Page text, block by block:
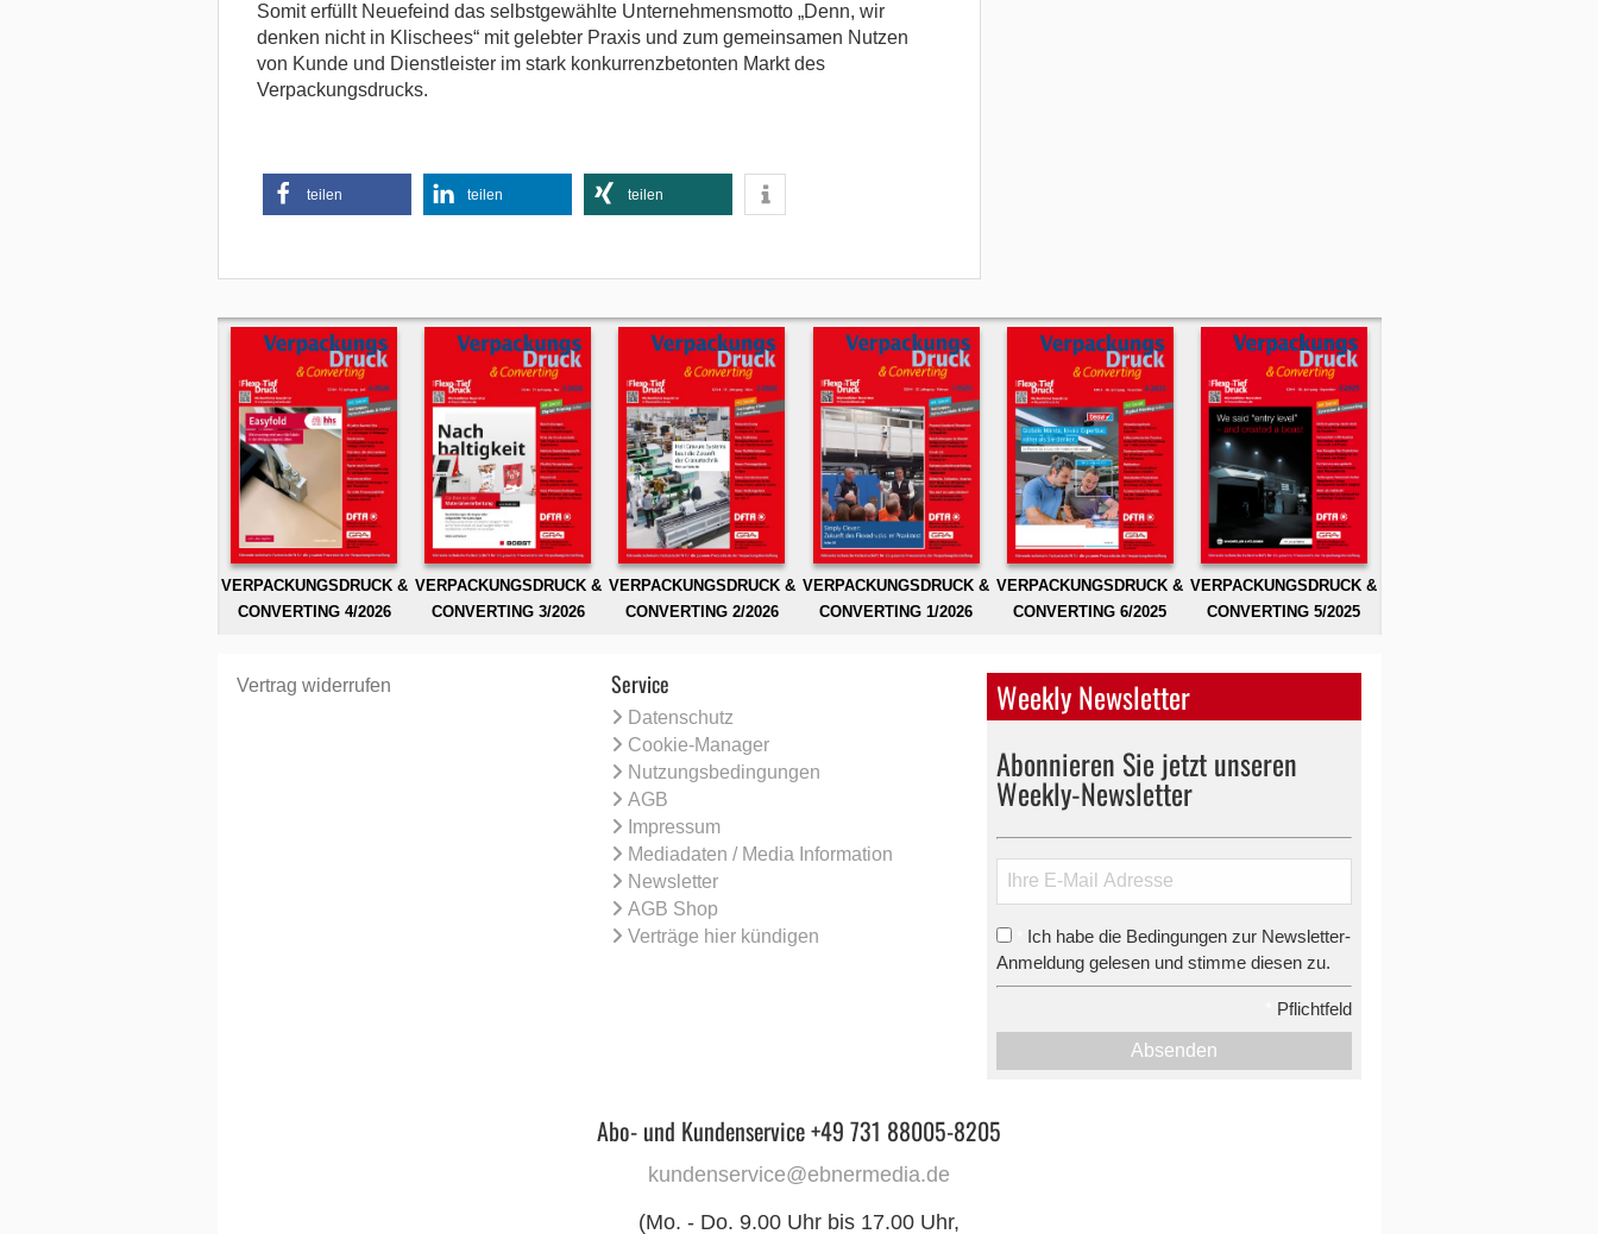
Somit erfüllt Neuefeind das selbstgewählte Unternehmensmotto „Denn, wir
denken nicht in Klischees“ mit gelebter Praxis und zum gemeinsamen Nutzen
von Kunde und Dienstleister im stark konkurrenzbetonten Markt des
Verpackungsdrucks.
teilen teilen teilen
VERPACKUNGSDRUCK &
CONVERTING 4/2026
VERPACKUNGSDRUCK &
CONVERTING 3/2026
VERPACKUNGSDRUCK &
CONVERTING 2/2026
VERPACKUNGSDRUCK &
CONVERTING 1/2026
VERPACKUNGSDRUCK &
CONVERTING 6/2025
VERPACKUNGSDRUCK &
CONVERTING 5/2025
Vertrag widerrufen Service
Datenschutz
Cookie-Manager
Nutzungsbedingungen
AGB
Impressum
Mediadaten / Media Information
Newsletter
AGB Shop
Verträge hier kündigen
Weekly Newsletter
Abonnieren Sie jetzt unseren
Weekly-Newsletter
Ich habe die Bedingungen zur Newsletter-
Anmeldung gelesen und stimme diesen zu.
Pflichtfeld
Absenden
Abo- und Kundenservice +49 731 88005-8205
kundenservice@ebnermedia.de
(Mo. - Do. 9.00 Uhr bis 17.00 Uhr,